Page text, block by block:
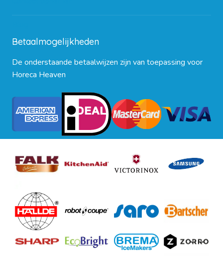
Betaalmogelijkheden
De onderstaande betaalwijzen zijn van toepassing voor
Horeca Heaven